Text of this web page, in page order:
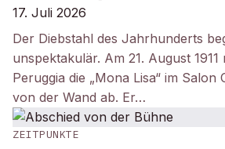
17. Juli 2026
Der Diebstahl des Jahrhunderts
unspektakulär. Am 21. August
Peruggia die „Mona Lisa“ im Salon
von der Wand ab. Er…
ZEITPUNKTE